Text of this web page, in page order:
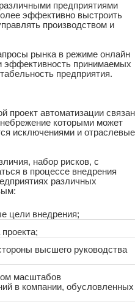
предприятиями
эффективно выстроить
производством и
рынка в режиме онлайн
эффективность принимаемых
предприятия.
проект автоматизации связан
которыми может
исключениями и отраслевые
набор рисков, с
в процессе внедрения
различных
цели внедрения;
высшего руководства
масштабов
в компании, обусловленных